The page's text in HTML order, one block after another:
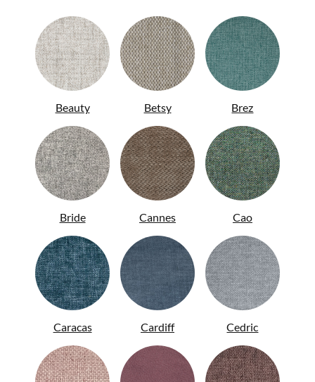
ENG
Beauty Betsy Brez
Bride Cannes Cao
Caracas Cardiff Cedric